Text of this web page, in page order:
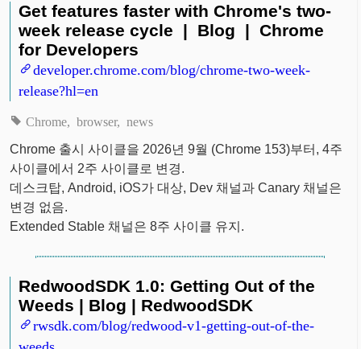
Get features faster with Chrome's two-
week release cycle | Blog | Chrome
for Developers
developer.chrome.com/blog/chrome-two-week-
release?hl=en
Chrome browser news
Chrome 출시 사이클을 2026년 9월 (Chrome 153)부터, 4주
사이클에서 2주 사이클로 변경.
데스크탑, Android, iOS가 대상, Dev 채널과 Canary 채널은
변경 없음.
Extended Stable 채널은 8주 사이클 유지.
RedwoodSDK 1.0: Getting Out of the
Weeds | Blog | RedwoodSDK
rwsdk.com/blog/redwood-v1-getting-out-of-the-
weeds